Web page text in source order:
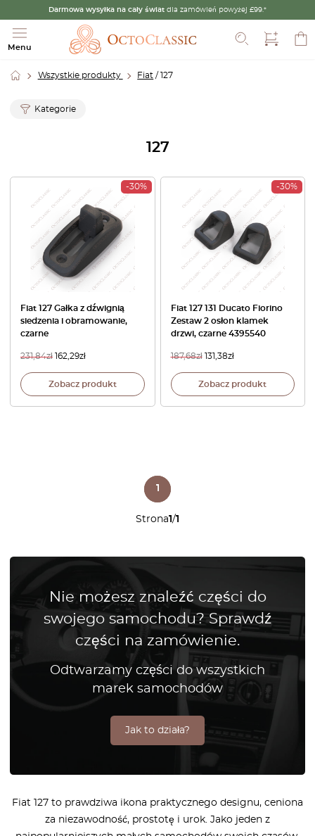
Darmowa wysyłka na cały świat dla zamówień powyżej £99.*
Menu
Szukaj
Wszystkie produkty Fiat / 127
Kategorie
127
-30%
Fiat 127 Gałka z dźwignią
siedzenia i obramowanie,
czarne
231,84zł 162,29zł
Zobacz produkt
-30%
Fiat 127 131 Ducato Fiorino
Zestaw 2 osłon klamek
drzwi, czarne 4395540
187,68zł 131,38zł
Zobacz produkt
Strona1/1
1
Nie możesz znaleźć części do
swojego samochodu? Sprawdź
części na zamówienie.
Odtwarzamy części do wszystkich
marek samochodów
Jak to działa?
Fiat 127 to prawdziwa ikona praktycznego designu, ceniona
za niezawodność, prostotę i urok. Jako jeden z